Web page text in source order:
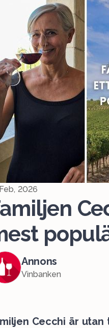
2026
Annons
Vinbanken
Cecchi är